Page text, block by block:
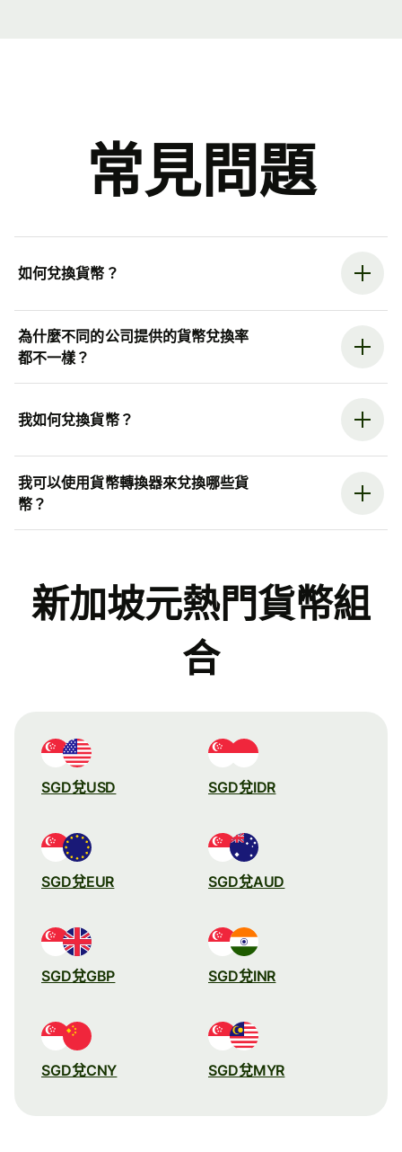
常見問題
如何兌換貨幣？
為什麼不同的公司提供的貨幣兌換率
都不一樣？
我如何兌換貨幣？
我可以使用貨幣轉換器來兌換哪些貨
幣？
新加坡元熱門貨幣組
合
SGD兌USD SGD兌IDR
SGD兌EUR SGD兌AUD
SGD兌GBP SGD兌INR
SGD兌CNY SGD兌MYR